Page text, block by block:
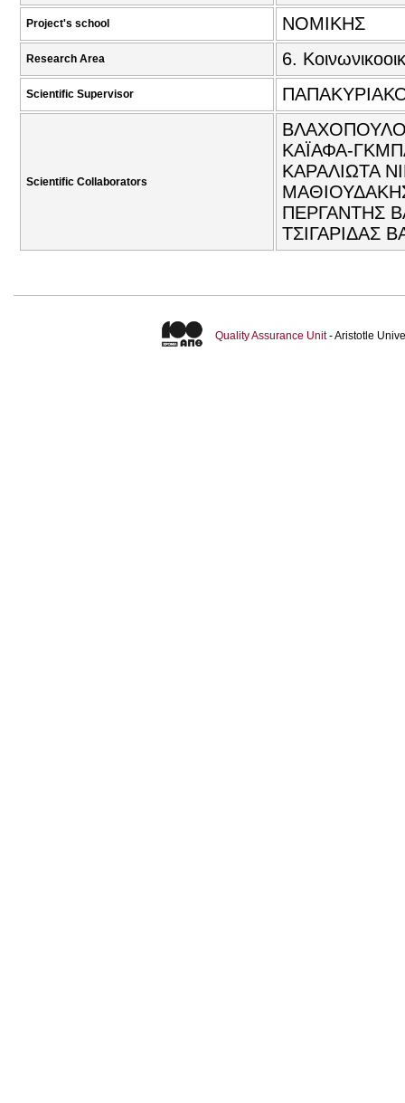
Project's school ΝΟΜΙΚΗΣ
Research Area 6.
Scientific Supervisor
Scientific Collaborators
ΚΑΪΑΦΑ-
ΚΑΡΑΛΙΩΤΑ
ΠΕΡΓΑΝΤΗΣ
ΤΣΙΓΑΡΙΔΑΣ
Quality Assurance Unit- Aristotle